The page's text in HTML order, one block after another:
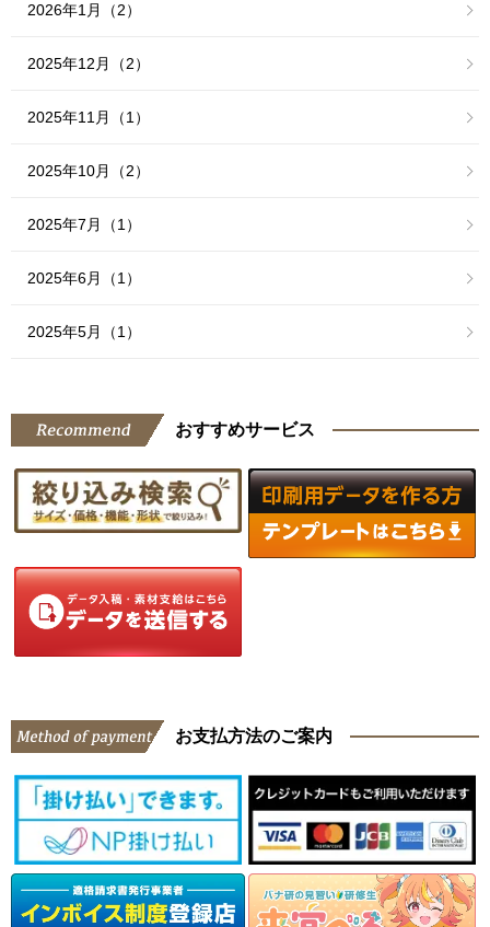
2026年1月（2）
2025年12月（2）
2025年11月（1）
2025年10月（2）
2025年7月（1）
2025年6月（1）
2025年5月（1）
おすすめサービス
お支払方法のご案内